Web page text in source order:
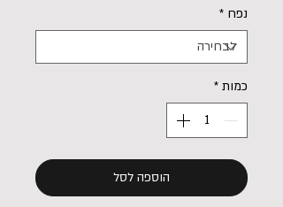
נפח *
כמות *
הוספה לסל